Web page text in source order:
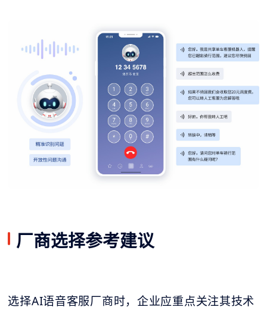
厂商选择参考建议
选择AI语音客服厂商时，企业应重点关注其技术